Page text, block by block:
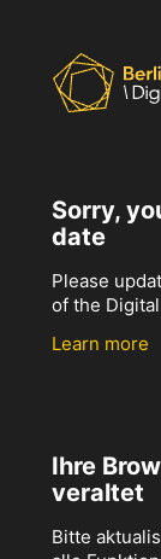
Sorry,
date
Please
of the
Learn more
Ihre
veraltet
Bitte